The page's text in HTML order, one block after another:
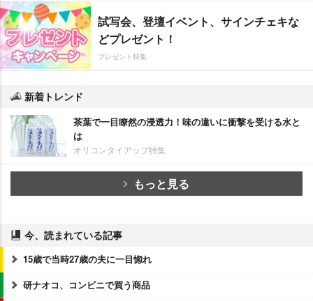
試写会、登壇イベント、サインチェキな
どプレゼント！
プレゼント特集
新着トレンド
茶葉で一目瞭然の浸透力！味の違いに衝撃を受ける水と
は
オリコンタイアップ特集
もっと見る
今、読まれている記事
15歳で当時27歳の夫に一目惚れ
研ナオコ、コンビニで買う商品